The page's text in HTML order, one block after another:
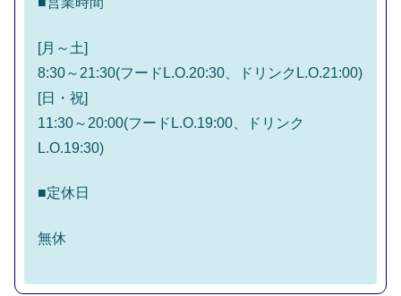
[月～土]
8:30～21:30(フードL.O.20:30、ドリンクL.O.21:00)
[日・祝]
11:30～20:00(フードL.O.19:00、ドリンク
L.O.19:30)
■定休日
無休